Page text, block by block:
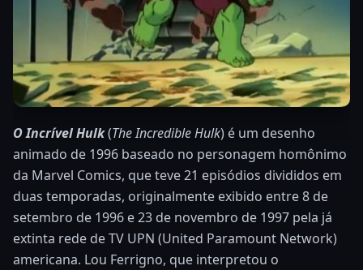
O Incrível Hulk(The Incredible Hulk) é um desenho
animado de 1996 baseado no personagem homônimo
da Marvel Comics, que teve 21 episódios divididos em
duas temporadas, originalmente exibido entre 8 de
setembro de 1996 e 23 de novembro de 1997 pela já
extinta rede de TV UPN (United Paramount Network)
americana. Lou Ferrigno, que interpretou o